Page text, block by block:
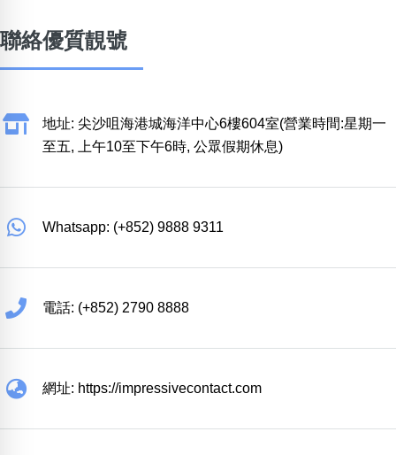
聯絡優質靚號
地址: 尖沙咀海港城海洋中心6樓604室(營業時間:星期一
至五, 上午10至下午6時, 公眾假期休息)
Whatsapp: (+852) 9888 9311
電話: (+852) 2790 8888
網址: https://impressivecontact.com